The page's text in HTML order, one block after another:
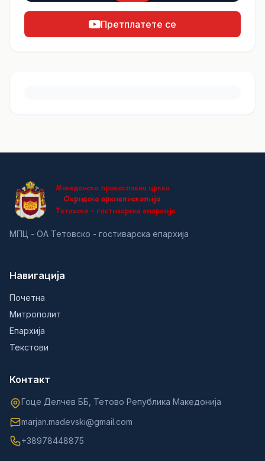
Претплатете се
МПЦ - ОА Тетовско - гостиварска епархија
Навигација
Почетна
Митрополит
Епархија
Текстови
Контакт
Гоце Делчев ББ, Тетово Република Македонија
marjan.madevski@gmail.com
+38978448875